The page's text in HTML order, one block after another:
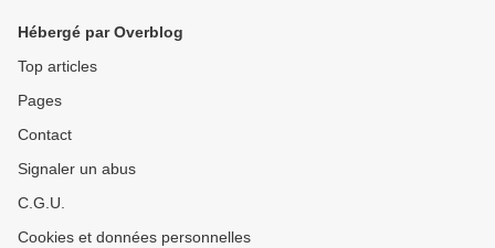
Hébergé par Overblog
Top articles
Pages
Contact
Signaler un abus
C.G.U.
Cookies et données personnelles